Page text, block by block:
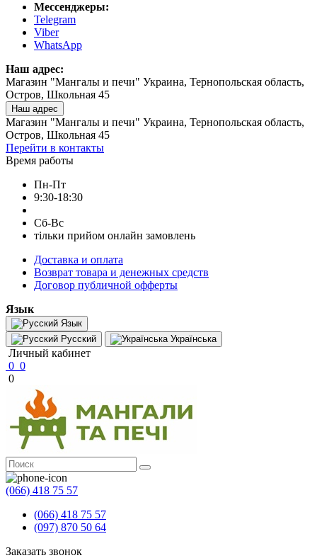
Мессенджеры:
Telegram
Viber
WhatsApp
Наш адрес:
Магазин "Мангалы и печи" Украина, Тернопольская область,
Остров, Школьная 45
Наш адрес
Магазин "Мангалы и печи" Украина, Тернопольская область,
Остров, Школьная 45
Перейти в контакты
Время работы
Пн-Пт
9:30-18:30
Сб-Вс
тільки прийом онлайн замовлень
Доставка и оплата
Возврат товара и денежных средств
Договор публичной офферты
Язык
Язык
Русский
Українська
Личный кабинет
0 0
0
(066) 418 75 57
(066) 418 75 57
(097) 870 50 64
Заказать звонок